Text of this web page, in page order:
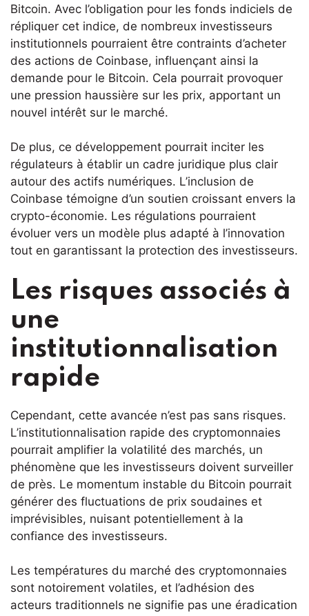
Bitcoin. Avec l’obligation pour les fonds indiciels de
répliquer cet indice, de nombreux investisseurs
institutionnels pourraient être contraints d’acheter
des actions de Coinbase, influençant ainsi la
demande pour le Bitcoin. Cela pourrait provoquer
une pression haussière sur les prix, apportant un
nouvel intérêt sur le marché.
De plus, ce développement pourrait inciter les
régulateurs à établir un cadre juridique plus clair
autour des actifs numériques. L’inclusion de
Coinbase témoigne d’un soutien croissant envers la
crypto-économie. Les régulations pourraient
évoluer vers un modèle plus adapté à l’innovation
tout en garantissant la protection des investisseurs.
Les risques associés à
une
institutionnalisation
rapide
Cependant, cette avancée n’est pas sans risques.
L’institutionnalisation rapide des cryptomonnaies
pourrait amplifier la volatilité des marchés, un
phénomène que les investisseurs doivent surveiller
de près. Le momentum instable du Bitcoin pourrait
générer des fluctuations de prix soudaines et
imprévisibles, nuisant potentiellement à la
confiance des investisseurs.
Les températures du marché des cryptomonnaies
sont notoirement volatiles, et l’adhésion des
acteurs traditionnels ne signifie pas une éradication